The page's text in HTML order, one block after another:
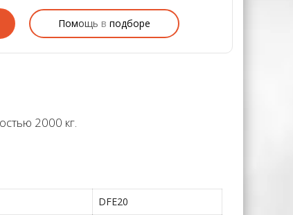
Помощь в подборе
2000 кг.
DFE20